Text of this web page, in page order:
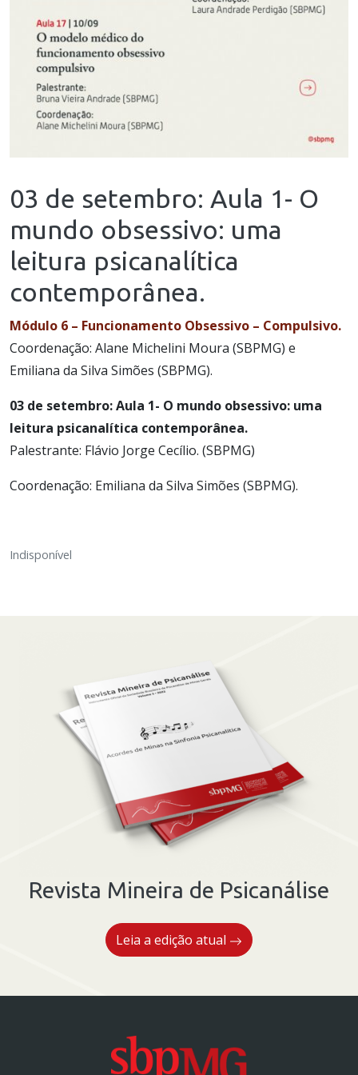
03 de setembro: Aula 1- O
mundo obsessivo: uma
leitura psicanalítica
contemporânea.
Módulo 6 – Funcionamento Obsessivo – Compulsivo.
Coordenação: Alane Michelini Moura (SBPMG) e
Emiliana da Silva Simões (SBPMG).
03 de setembro: Aula 1- O mundo obsessivo: uma
leitura psicanalítica contemporânea.
Palestrante: Flávio Jorge Cecílio. (SBPMG)
Coordenação: Emiliana da Silva Simões (SBPMG).
Indisponível
Revista Mineira de Psicanálise
Leia a edição atual